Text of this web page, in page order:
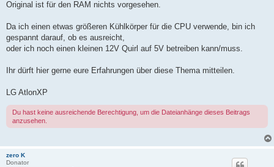
Original ist für den RAM nichts vorgesehen.
Da ich einen etwas größeren Kühlkörper für die CPU verwende, bin ich
gespannt darauf, ob es ausreicht,
oder ich noch einen kleinen 12V Quirl auf 5V betreiben kann/muss.
Ihr dürft hier gerne eure Erfahrungen über diese Thema mitteilen.
LG AtlonXP
Du hast keine ausreichende Berechtigung, um die Dateianhänge dieses Beitrags
anzusehen.
zero K
Donator